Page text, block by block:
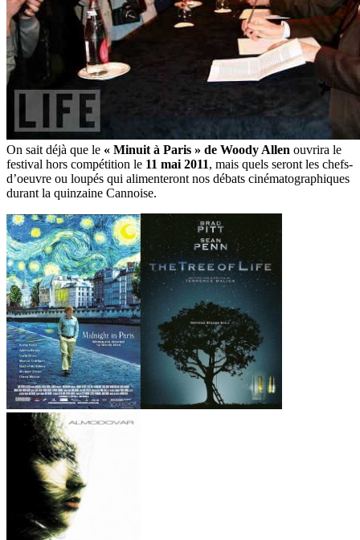
On sait déjà que le « Minuit à Paris » de Woody Allen ouvrira le
festival hors compétition le 11 mai 2011, mais quels seront les chefs-
d’oeuvre ou loupés qui alimenteront nos débats cinématographiques
durant la quinzaine Cannoise.